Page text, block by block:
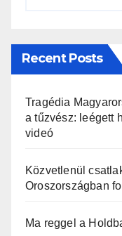
Recent Posts
Tragédia
a tűzvész: leégett
videó
Közvetlenül
Oroszországban
Ma reggel a